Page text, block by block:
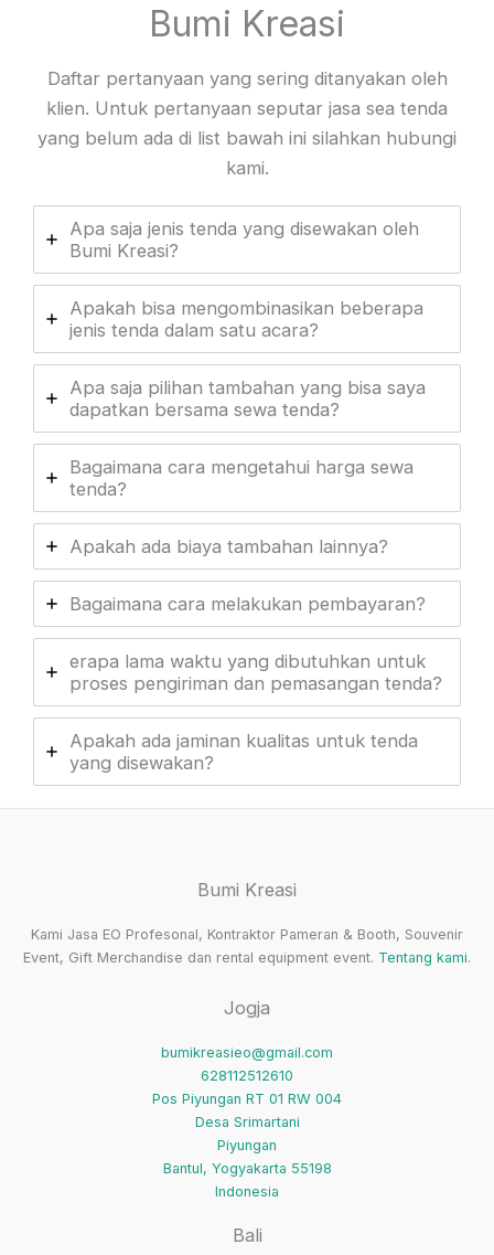
Bumi Kreasi
Daftar pertanyaan yang sering ditanyakan oleh
klien. Untuk pertanyaan seputar jasa sea tenda
yang belum ada di list bawah ini silahkan hubungi
kami.
Apa saja jenis tenda yang disewakan oleh
Bumi Kreasi?
Apakah bisa mengombinasikan beberapa
jenis tenda dalam satu acara?
Apa saja pilihan tambahan yang bisa saya
dapatkan bersama sewa tenda?
Bagaimana cara mengetahui harga sewa
tenda?
Apakah ada biaya tambahan lainnya?
Bagaimana cara melakukan pembayaran?
erapa lama waktu yang dibutuhkan untuk
proses pengiriman dan pemasangan tenda?
Apakah ada jaminan kualitas untuk tenda
yang disewakan?
Bumi Kreasi
Kami Jasa EO Profesonal, Kontraktor Pameran & Booth, Souvenir
Event, Gift Merchandise dan rental equipment event. Tentang kami.
Jogja
bumikreasieo@gmail.com
628112512610
Pos Piyungan RT 01 RW 004
Desa Srimartani
Piyungan
Bantul, Yogyakarta 55198
Indonesia
Bali